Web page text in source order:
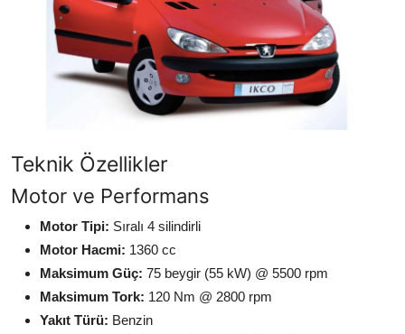
Teknik Özellikler
Motor ve Performans
Motor Tipi: Sıralı 4 silindirli
Motor Hacmi: 1360 cc
Maksimum Güç: 75 beygir (55 kW) @ 5500 rpm
Maksimum Tork: 120 Nm @ 2800 rpm
Yakıt Türü: Benzin